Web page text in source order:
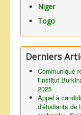
Niger
Togo
Derniers
Communiqué
l'lnstitut
2025
Appel à
d'étudiants de